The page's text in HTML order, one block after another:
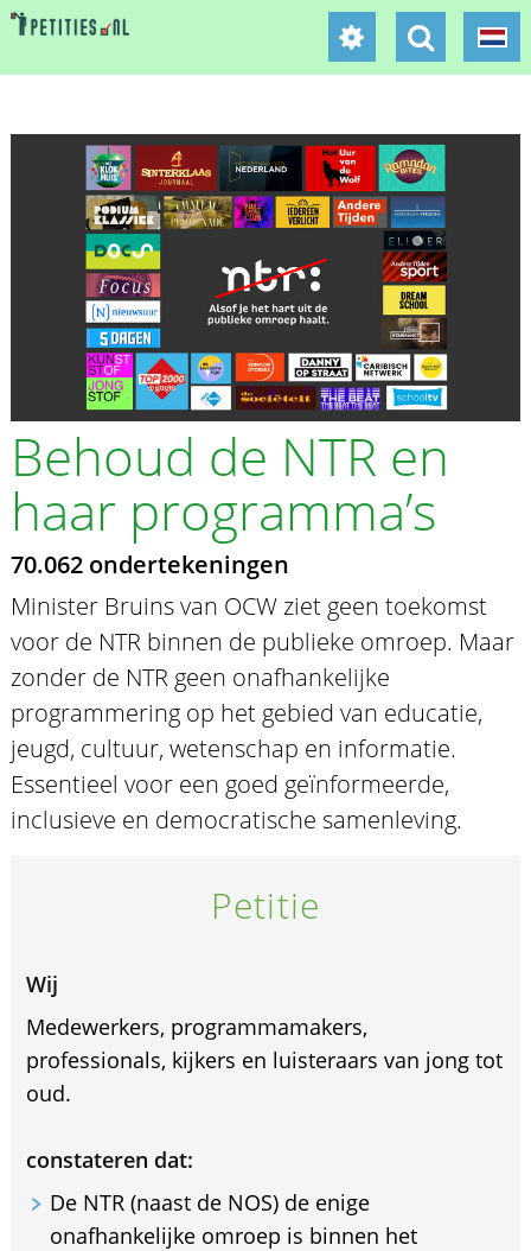
Behoud de NTR en
haar programma’s
70.062 ondertekeningen
Minister Bruins van OCW ziet geen toekomst
voor de NTR binnen de publieke omroep. Maar
zonder de NTR geen onafhankelijke
programmering op het gebied van educatie,
jeugd, cultuur, wetenschap en informatie.
Essentieel voor een goed geïnformeerde,
inclusieve en democratische samenleving.
Petitie
Wij
Medewerkers, programmamakers,
professionals, kijkers en luisteraars van jong tot
oud.
constateren dat:
De NTR (naast de NOS) de enige
onafhankelijke omroep is binnen het